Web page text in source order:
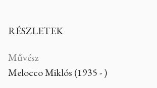
RÉSZLETEK
Művész
Melocco Miklós (1935 - )